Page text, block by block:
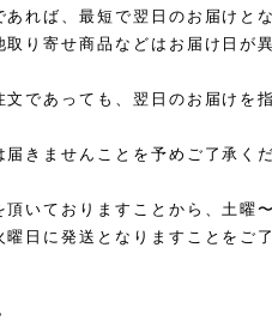
れば、最短で翌日のお届けと
り寄せ商品などはお届け日が
文であっても、翌日のお届けを
きませんことを予めご了承く
いておりますことから、土曜
日に発送となりますことをご